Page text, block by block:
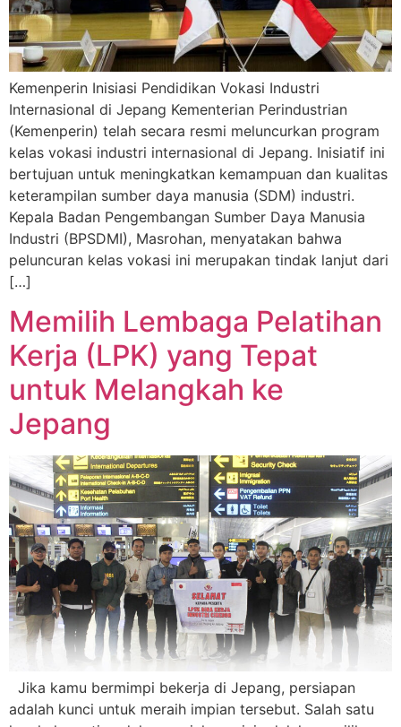
Kemenperin Inisiasi Pendidikan Vokasi Industri
Internasional di Jepang Kementerian Perindustrian
(Kemenperin) telah secara resmi meluncurkan program
kelas vokasi industri internasional di Jepang. Inisiatif ini
bertujuan untuk meningkatkan kemampuan dan kualitas
keterampilan sumber daya manusia (SDM) industri.
Kepala Badan Pengembangan Sumber Daya Manusia
Industri (BPSDMI), Masrohan, menyatakan bahwa
peluncuran kelas vokasi ini merupakan tindak lanjut dari
[…]
Memilih Lembaga Pelatihan
Kerja (LPK) yang Tepat
untuk Melangkah ke
Jepang
Jika kamu bermimpi bekerja di Jepang, persiapan
adalah kunci untuk meraih impian tersebut. Salah satu